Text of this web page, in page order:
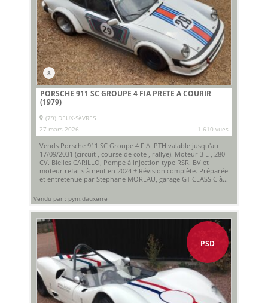
8
PORSCHE 911 SC GROUPE 4 FIA PRETE A COURIR
(1979)
(79) DEUX-SèVRES
27 mars 2026
1 610 vues
Vends Porsche 911 SC Groupe 4 FIA. PTH valable jusqu'au
17/09/2031 (circuit , course de cote , rallye). Moteur 3 L , 280
CV. Bielles CARILLO, Pompe à injection type RSR. BV et
moteur refaits à neuf en 2024 + Révision complète. Préparée
et entretenue par Stephane MOREAU, garage GT CLASSIC à...
Vendu par : pym.dauxerre
PSD